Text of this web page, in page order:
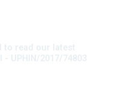
to read our latest
- UPHIN/2017/74803